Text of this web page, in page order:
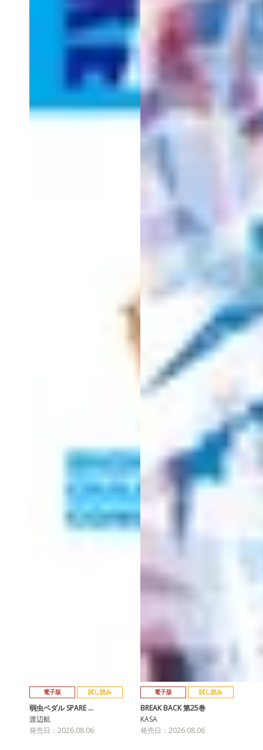
電子版 試し読み
弱虫ペダル SPARE …
渡辺航
発売日：2026.08.06
電子版 試し読み
BREAK BACK 第25巻
KASA
発売日：2026.08.06